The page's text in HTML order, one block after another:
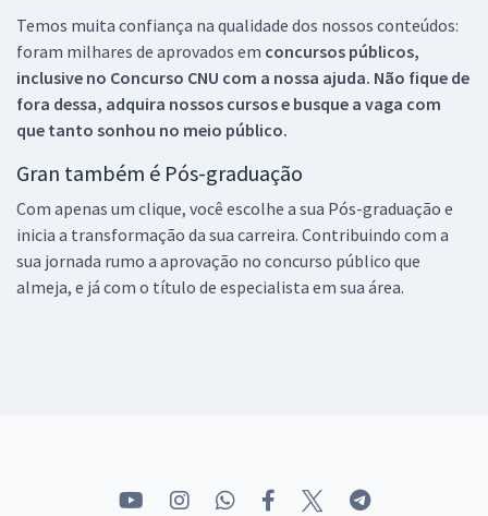
Temos muita confiança na qualidade dos nossos conteúdos:
foram milhares de aprovados em concursos públicos,
inclusive no Concurso CNU com a nossa ajuda. Não fique de
fora dessa, adquira nossos cursos e busque a vaga com
que tanto sonhou no meio público.
Gran também é Pós-graduação
Com apenas um clique, você escolhe a sua Pós-graduação e
inicia a transformação da sua carreira. Contribuindo com a
sua jornada rumo a aprovação no concurso público que
almeja, e já com o título de especialista em sua área.